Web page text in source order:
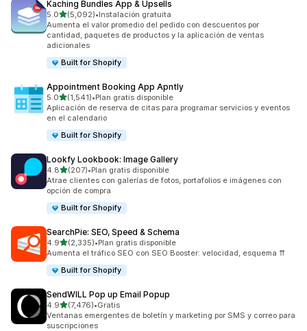
Kaching Bundles App & Upsells
5.0de 5 estrellas
(5,092)
5092 reseñas en total
•Instalación gratuita
Aumenta el valor promedio del pedido con descuentos por
cantidad, paquetes de productos y la aplicación de ventas
adicionales
Built for Shopify
Appointment Booking App Apntly
5.0de 5 estrellas
(1,541)
1541 reseñas en total
•Plan gratis disponible
Aplicación de reserva de citas para programar servicios y eventos
en el calendario
Built for Shopify
Lookfy Lookbook: Image Gallery
4.8de 5 estrellas
(207)
207 reseñas en total
•Plan gratis disponible
Atrae clientes con galerías de fotos, portafolios e imágenes con
opción de compra
Built for Shopify
SearchPie: SEO, Speed & Schema
4.9de 5 estrellas
(2,335)
2335 reseñas en total
•Plan gratis disponible
Aumenta el tráfico SEO con SEO Booster: velocidad, esquema ⇈
Built for Shopify
SendWILL Pop up Email Popup
4.9de 5 estrellas
(7,476)
7476 reseñas en total
•Gratis
Ventanas emergentes de boletín y marketing por SMS y correo para
suscripciones